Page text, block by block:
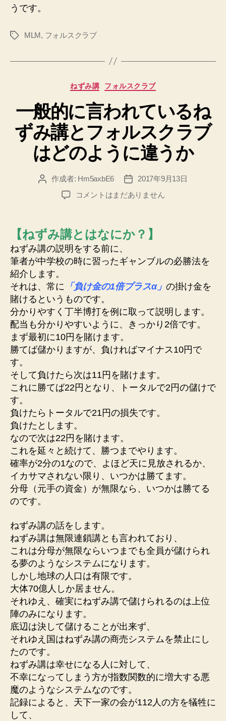
うです。
タ
MLM, フォルスクラブ
カ
ゴ
リ
ー
ねずみ講 フォルスクラブ
一般的に言われているね
ずみ講とフォルスクラブ
はどのように違うか
投
作成者: Hm5axbE6
投
稿
日
2017年9月13日
一
に
言
わ
れ
い
る
ね
ず
み
講
と
ォ
ル
ス
ラ
ブ
は
ど
の
よ
う
に
か
へ
の
コメントはまだありません
【ねずみ講とはなにか？】
ねずみ講の説明をする前に、
筆者が中学校の時に習ったギャンブルの必勝法を
紹介します。
それは、常に 「負け金の1倍プラスα」 の掛け金を
賭けるというものです。
分かりやすく丁半博打を例に取って説明します。
配当も分かりやすいように、きっかり2倍です。
まず最初に10円を賭けます。
勝てば儲かりますが、負ければマイナス10円で
す。
そして負けたら次は11円を賭けます。
これに勝てば22円となり、トータルで2円の儲けで
す。
負けたらトータルで21円の損失です。
負けたとします。
なので次は22円を賭けます。
これを延々と続けて、勝つまでやります。
確率が2分の1なので、よほど天に見放されるか、
イカサマされない限り、いつかは勝てます。
分母（元手の資金）が無限なら、いつかは勝てる
のです。
ねずみ講の話をします。
ねずみ講は無限連鎖講とも言われており、
これは分母が無限ならいつまでも全員が儲けられ
る夢のようなシステムになります。
しかし地球の人口は有限です。
大体70億人しか居ません。
それゆえ、確実にねずみ講で儲けられるのは上位
陣のみになります。
底辺は決して儲けることが出来ず、
それゆえ国はねずみ講の商売システムを禁止にし
たのです。
ねずみ講は幸せになる人に対して、
不幸になってしまう方が指数関数的に増大する悪
魔のようなシステムなのです。
記録によると、天下一家の会が112人の方を犠牲に
して、